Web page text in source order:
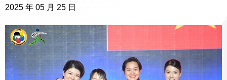
2025 年 05 月 25 日